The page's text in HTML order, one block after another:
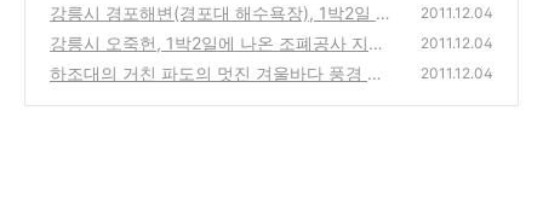
(0)
본 쟁반짜장, 굴짬뽕, 탕수육
(0)
강릉시 경포해변(경포대 해수욕장), 1박2일 도
시여행편에 나온 동해의 멋진 바닷가 해수욕장
(0)
2011.12.04
강릉시 오죽헌, 1박2일에 나온 조폐공사 지폐
모델 신사임당, 율곡 이이의 생가를 여행중 방
2011.12.04
하조대의 거친 파도의 멋진 겨울바다 풍경 사
2011.12.04